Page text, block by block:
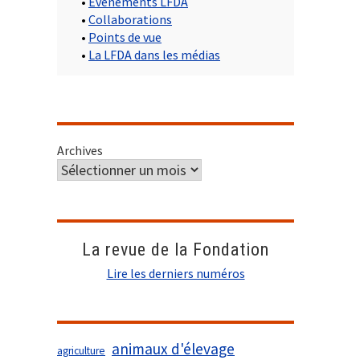
• Collaborations
• Points de vue
• La LFDA dans les médias
Archives
La revue de la Fondation
Lire les derniers numéros
agriculture animaux d'élevage